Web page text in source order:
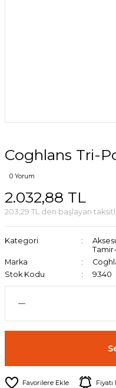
Coghlans Tri-
0 Yorum
2.032,88 TL
203,29 TL den başlayan
Kategori
Marka
Stok Kodu
9340